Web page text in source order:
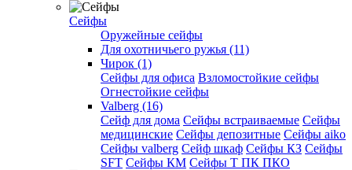
Сейфы
Оружейные сейфы
Для охотничьего ружья (11)
Чирок (1)
Сейфы для офиса Взломостойкие сейфы
Огнестойкие сейфы
Valberg (16)
Cейф для дома Сейфы встраиваемые Сейфы
медицинские Сейфы депозитные Сейфы aiko
Сейфы valberg Сейф шкаф Сейфы КЗ Сейфы
SFT Сейфы КМ Сейфы Т ПК ПКО